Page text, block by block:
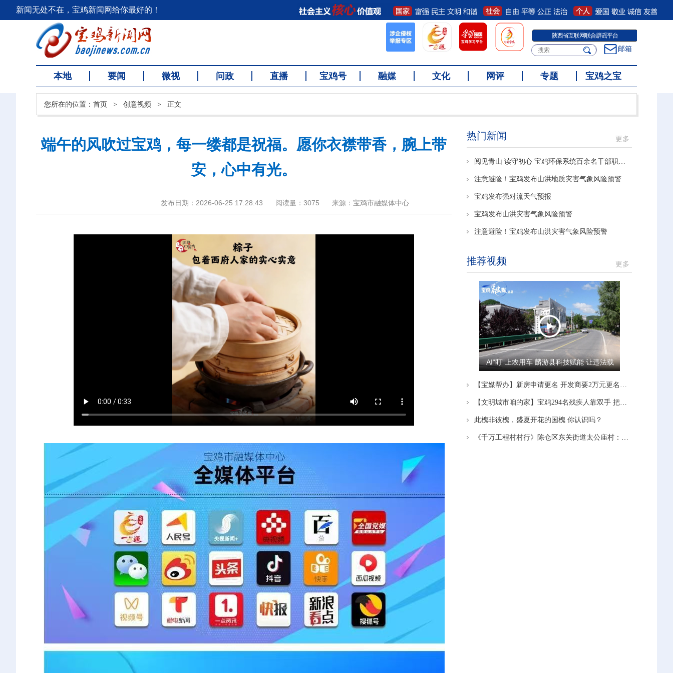
新闻无处不在，宝鸡新闻网给你最好的！
陕西省互联网联合辟谣平台
邮箱
本地 要闻 微视 问政 直播 宝鸡号 融媒 文化 网评 专题 宝鸡之宝
您所在的位置： 首页 > 创意视频 > 正文
端午的风吹过宝鸡，每一缕都是祝福。愿你衣襟带香，腕上带
安，心中有光。
发布日期：2026-06-25 17:28:43 阅读量： 3075 来源：宝鸡市融媒体中心
热门新闻 更多
阅见青山 读守初心 宝鸡环保系统百余名干部职工共享阅读盛宴
注意避险！宝鸡发布山洪地质灾害气象风险预警
宝鸡发布强对流天气预报
宝鸡发布山洪灾害气象风险预警
注意避险！宝鸡发布山洪灾害气象风险预警
推荐视频 更多
AI“盯”上农用车 麟游县科技赋能 让违法载
人“驶”不得
【宝媒帮办】新房申请更名 开发商要2万元更名费 多方沟通协调后 开发商：停止办理！
【文明城市咱的家】宝鸡294名残疾人靠双手 把日子越过越有奔头
此槐非彼槐，盛夏开花的国槐 你认识吗？
《千万工程村村行》陈仓区东关街道太公庙村：党建引领赋能产业 蹚出富民新路径